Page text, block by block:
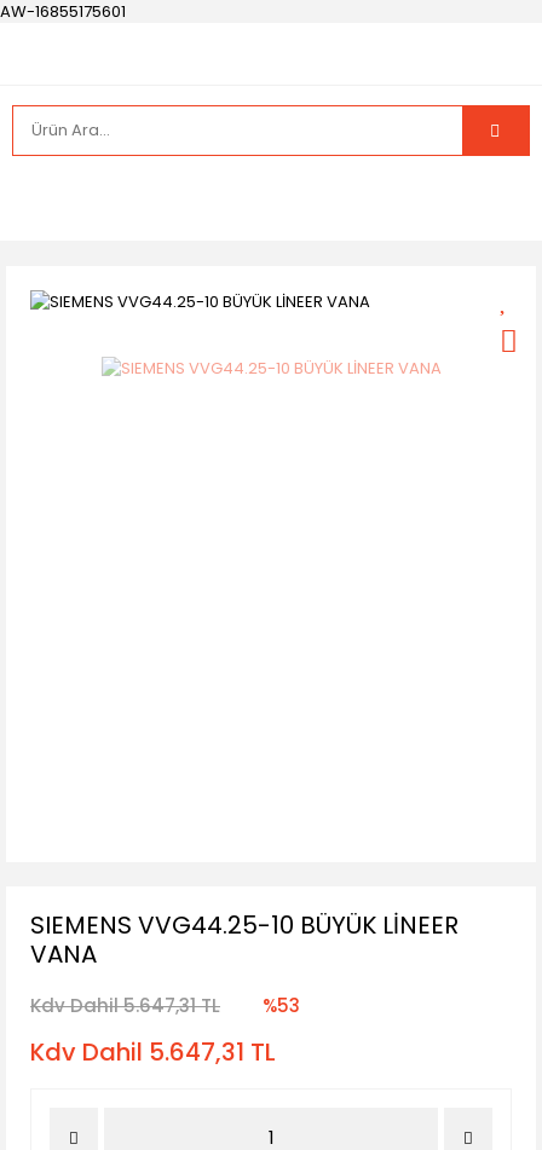
AW-16855175601
SIEMENS VVG44.25-10 BÜYÜK LİNEER
VANA
Kdv Dahil 5.647,31 TL %53
Kdv Dahil 5.647,31 TL